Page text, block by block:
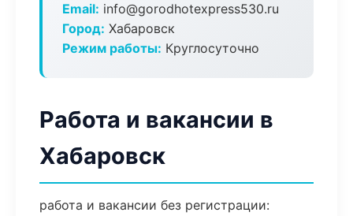
Email: info@gorodhotexpress530.ru
Город: Хабаровск
Режим работы: Круглосуточно
Работа и вакансии в
Хабаровск
работа и вакансии без регистрации: